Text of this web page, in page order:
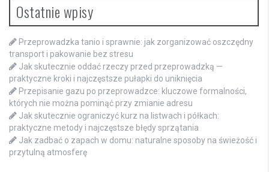
Ostatnie wpisy
Przeprowadzka tanio i sprawnie: jak zorganizować oszczędny
transport i pakowanie bez stresu
Jak skutecznie oddać rzeczy przed przeprowadzką —
praktyczne kroki i najczęstsze pułapki do uniknięcia
Przepisanie gazu po przeprowadzce: kluczowe formalności,
których nie można pominąć przy zmianie adresu
Jak skutecznie ograniczyć kurz na listwach i półkach:
praktyczne metody i najczęstsze błędy sprzątania
Jak zadbać o zapach w domu: naturalne sposoby na świeżość i
przytulną atmosferę